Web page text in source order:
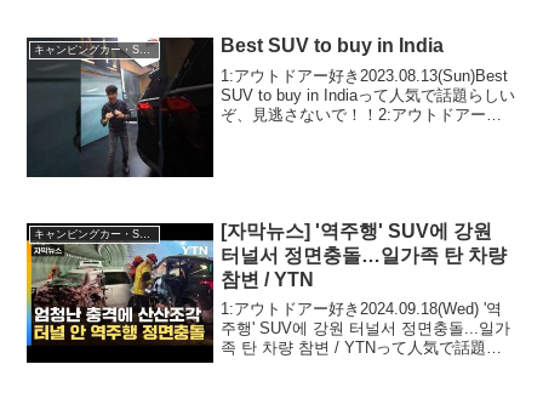
キャンピングカー・SUV人気車種 Best SUV to buy in India
1:アウトドアー好き2023.08.13(Sun)Best
SUV to buy in Indiaって人気で話題らしい
ぞ、見逃さないで！！2:アウトドアー好
キャンピングカー・SUV人気車種
[자막뉴스] '역주행' SUV에 강원
터널서 정면충돌…일가족 탄 차량
참변 / YTN
1:アウトドアー好き2024.09.18(Wed) '역
주행' SUV에 강원 터널서 정면충돌...일가
족 탄 차량 참변 / YTNって人気で話題ら